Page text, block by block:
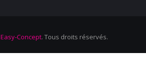
Easy-Concept. Tous droits réservés.